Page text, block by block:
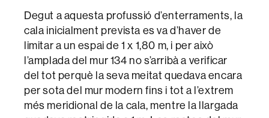
Degut a aquesta profussió d’enterraments, la
cala inicialment prevista es va d’haver de
limitar a un espai de 1 x 1,80 m, i per això
l’amplada del mur 134 no s’arribà a verificar
del tot perquè la seva meitat quedava encara
per sota del mur modern fins i tot a l’extrem
més meridional de la cala, mentre la llargada